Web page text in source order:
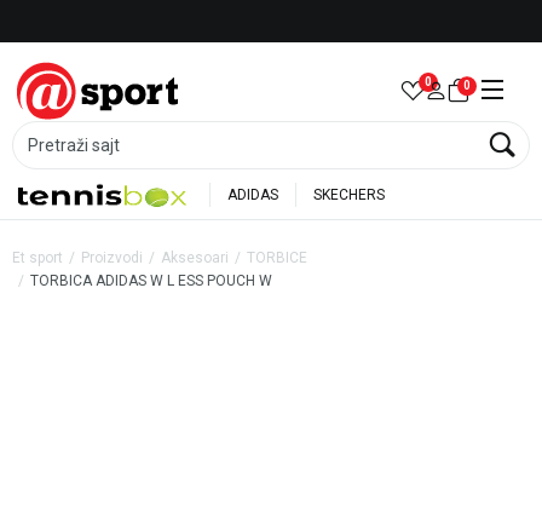
Pretraži sajt
0 0
ADIDAS SKECHERS
Et sport Proizvodi Aksesoari
TORBICE
TORBICA ADIDAS W L ESS POUCH W